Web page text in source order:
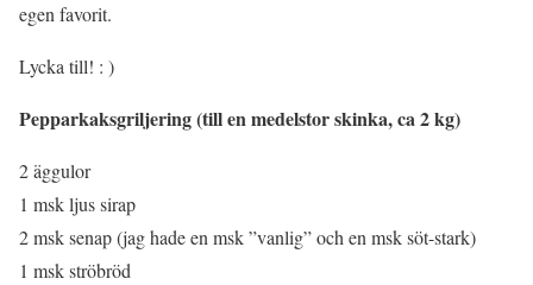
egen favorit.
Lycka till! : )
Pepparkaksgriljering (till en medelstor skinka, ca 2 kg)
2 äggulor
1 msk ljus sirap
2 msk senap (jag hade en msk ”vanlig” och en msk söt-stark)
1 msk ströbröd